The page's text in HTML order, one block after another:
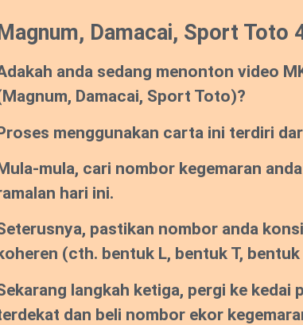
Magnum, Damacai, Sport Toto
anda sedang menonton video
Damacai, Sport Toto)?
menggunakan carta ini terdiri
mula, cari nombor kegemaran
hari ini.
pastikan nombor anda
koheren (cth. bentuk L, bentuk T, bentuk
langkah ketiga, pergi ke kedai
dan beli nombor ekor